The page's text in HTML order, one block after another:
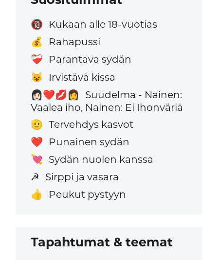
🔞 Kukaan alle 18-vuotias
💰 Rahapussi
❤️‍🩹 Parantava sydän
😺 Irvistävä kissa
👩🏻‍❤️‍💋‍👩
Suudelma - Nainen:
Vaalea iho, Nainen: Ei Ihonväriä
🫡 Tervehdys kasvot
❤️ Punainen sydän
💘 Sydän nuolen kanssa
☭ Sirppi ja vasara
👍 Peukut pystyyn
Tapahtumat & teemat